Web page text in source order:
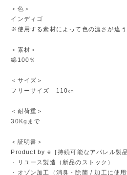
＜色＞
インディゴ
※使用する素材によって色の濃さが違う
＜素材＞
綿100％
＜サイズ＞
フリーサイズ 110㎝
＜耐荷重＞
30Kgまで
＜証明書＞
Product by e［持続可能なアパレル製品
・リユース製造（新品のストック）
・オゾン加工（消臭・除菌 / 加工に使